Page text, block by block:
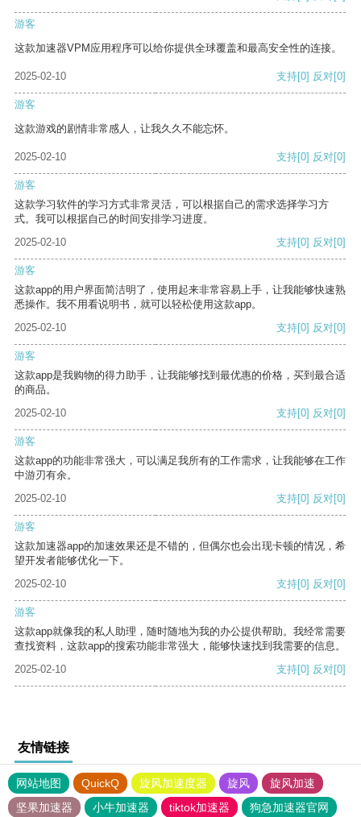
游客
这款加速器VPM应用程序可以给你提供全球覆盖和最高安全性的连接。
2025-02-10 支持[0] 反对[0]
游客
这款游戏的剧情非常感人，让我久久不能忘怀。
2025-02-10 支持[0] 反对[0]
游客
这款学习软件的学习方式非常灵活，可以根据自己的需求选择学习方
式。我可以根据自己的时间安排学习进度。
2025-02-10
支持[0] 反对[0]
游客
这款app的用户界面简洁明了，使用起来非常容易上手，让我能够快速熟
悉操作。我不用看说明书，就可以轻松使用这款app。
2025-02-10
支持[0] 反对[0]
游客
这款app是我购物的得力助手，让我能够找到最优惠的价格，买到最合适
的商品。
2025-02-10
支持[0] 反对[0]
游客
这款app的功能非常强大，可以满足我所有的工作需求，让我能够在工作
中游刃有余。
2025-02-10
支持[0] 反对[0]
游客
这款加速器app的加速效果还是不错的，但偶尔也会出现卡顿的情况，希
望开发者能够优化一下。
2025-02-10
支持[0] 反对[0]
游客
这款app就像我的私人助理，随时随地为我的办公提供帮助。我经常需要
查找资料，这款app的搜索功能非常强大，能够快速找到我需要的信息。
2025-02-10
支持[0] 反对[0]
友情链接
网站地图 QuickQ 旋风加速度器 旋风
旋风加速
坚果加速器
小牛加速器 tiktok加速器 狗急加速器官网